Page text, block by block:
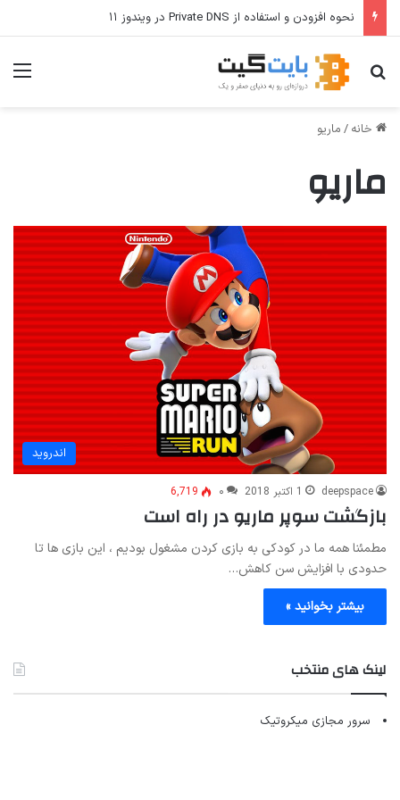
نحوه افزودن و استفاده از Private DNS در ویندوز ۱۱
جستجو برای
خانه / ماريو
ماريو
اندروید
deepspace 1 اکتبر 2018 ۰ 6,719
بازگشت سوپر ماریو در راه است
مطمئنا همه ما در کودکی به بازی کردن مشغول بودیم ، این بازی ها تا
حدودی با افزایش سن کاهش…
بیشتر بخوانید »
لینک های منتخب
سرور مجازی میکروتیک